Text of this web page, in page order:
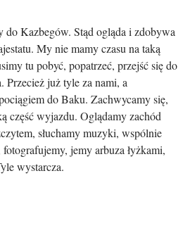
do Kazbegów. Stąd ogląda i zdobywa
My nie mamy czasu na taką
tu pobyć, popatrzeć, przejść się do
Przecież już tyle za nami, a
do Baku. Zachwycamy się,
część wyjazdu. Oglądamy zachód
słuchamy muzyki, wspólnie
jemy arbuza łyżkami,
wystarcza.